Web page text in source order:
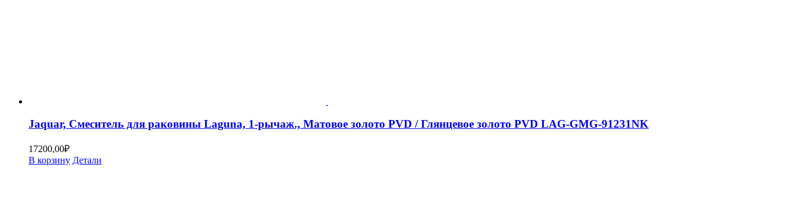
Jaquar, Смеситель для раковины Laguna, 1-рычаж., Матовое золото PVD / Глянцевое золото PVD LAG-GMG-91231NK
17200,00₽
В корзину Детали